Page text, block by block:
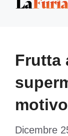
Frutta
Dicembre